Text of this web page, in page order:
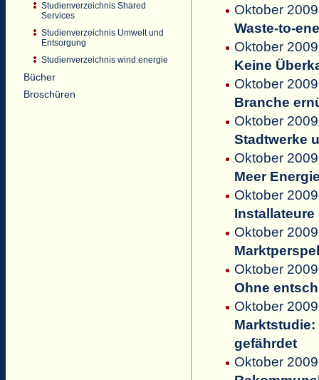
Studienverzeichnis Shared
Services
Studienverzeichnis Umwelt und
Entsorgung
Studienverzeichnis wind:energie
Bücher
Broschüren
Oktober
Waste-to-
Oktober
Keine
Oktober
Branche
Oktober
Stadtwerke
Oktober
Meer
Oktober
Oktober
Oktober
Ohne
Oktober
gefährdet
Oktober